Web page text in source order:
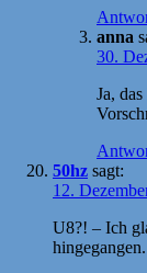
anna
30.
Ja,
50hz sagt:
12.
U8?! – Ich
hingegangen.